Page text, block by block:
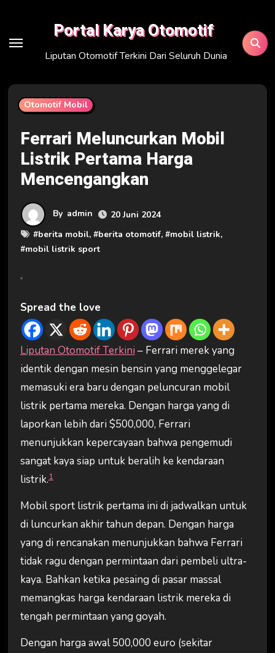
content
Portal Karya Otomotif
Liputan Otomotif Terkini Dari Seluruh Dunia
Otomotif Mobil
Ferrari Meluncurkan Mobil
Listrik Pertama Harga
Mencengangkan
By admin
20 Juni 2024
#berita mobil, #berita otomotif, #mobil listrik,
#mobil listrik sport
Spread the love
Liputan Otomotif Terkini– Ferrari merek yang
identik dengan mesin bensin yang menggelegar
memasuki era baru dengan peluncuran mobil
listrik pertama mereka. Dengan harga yang di
laporkan lebih dari $500,000, Ferrari
menunjukkan kepercayaan bahwa pengemudi
sangat kaya siap untuk beralih ke kendaraan
listrik.1
Mobil sport listrik pertama ini di jadwalkan untuk
di luncurkan akhir tahun depan. Dengan harga
yang di rencanakan menunjukkan bahwa Ferrari
tidak ragu dengan permintaan dari pembeli ultra-
kaya. Bahkan ketika pesaing di pasar massal
memangkas harga kendaraan listrik mereka di
tengah permintaan yang goyah.
Dengan harga awal 500,000 euro (sekitar